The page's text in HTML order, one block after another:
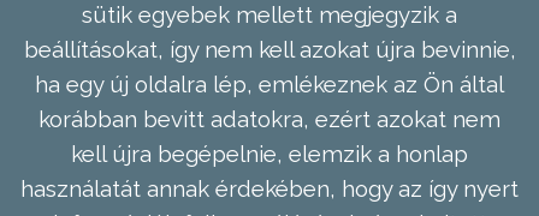
sütik egyebek mellett megjegyzik a
beállításokat, így nem kell azokat újra bevinnie,
ha egy új oldalra lép, emlékeznek az Ön által
korábban bevitt adatokra, ezért azokat nem
kell újra begépelnie, elemzik a honlap
használatát annak érdekében, hogy az így nyert